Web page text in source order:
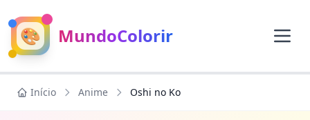
🎨 MundoColorir
Início Anime Oshi no Ko